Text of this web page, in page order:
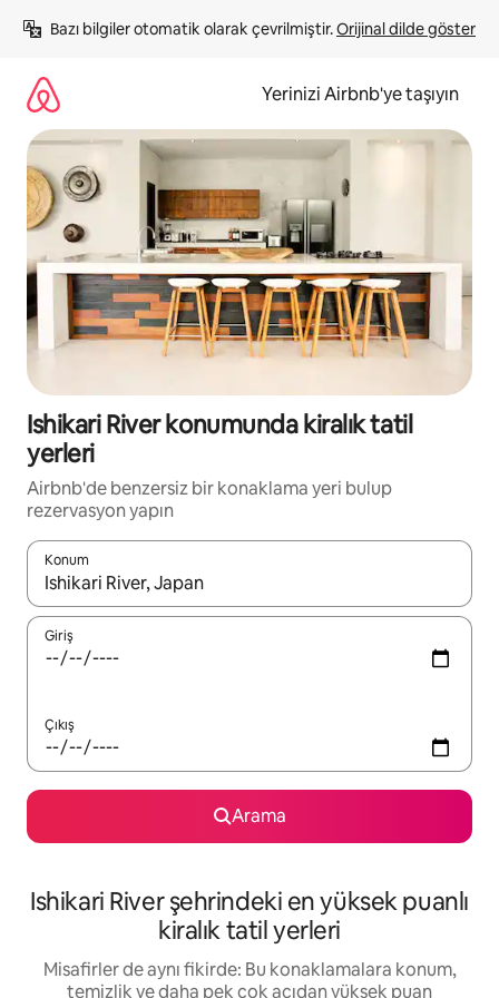
atla
Bazı bilgiler otomatik olarak çevrilmiştir. Orijinal dilde göster
Yerinizi Airbnb'ye taşıyın
Ishikari River konumunda kiralık tatil
yerleri
Airbnb'de benzersiz bir konaklama yeri bulup
rezervasyon yapın
Konum
Sonuçlar kullanılabilir olduğunda yukarı ve aşağı oklarıyla
Giriş
Çıkış
Arama
Ishikari River şehrindeki en yüksek puanlı
kiralık tatil yerleri
Misafirler de aynı fikirde: Bu konaklamalara konum,
temizlik ve daha pek çok açıdan yüksek puan